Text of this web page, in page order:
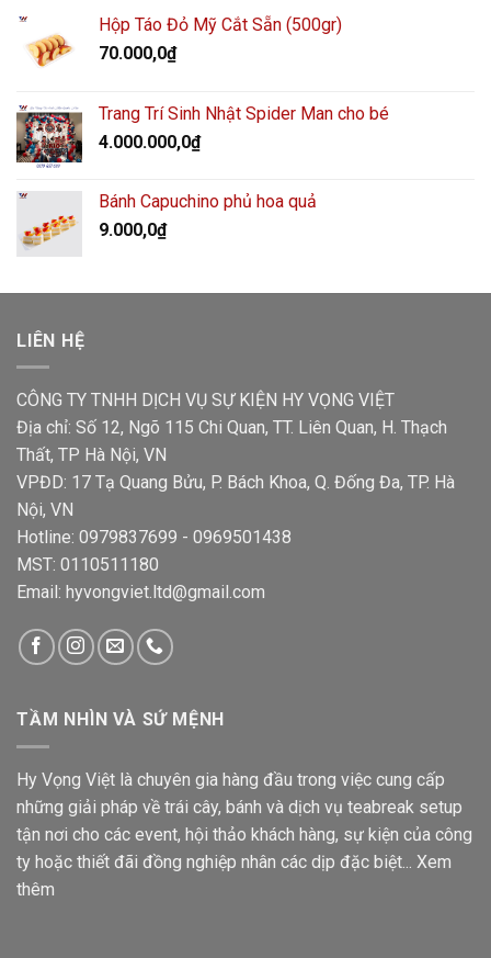
Hộp Táo Đỏ Mỹ Cắt Sẵn (500gr)
70.000,0₫
Trang Trí Sinh Nhật Spider Man cho bé
4.000.000,0₫
Bánh Capuchino phủ hoa quả
9.000,0₫
LIÊN HỆ
CÔNG TY TNHH DỊCH VỤ SỰ KIỆN HY VỌNG VIỆT
Địa chỉ: Số 12, Ngõ 115 Chi Quan, TT. Liên Quan, H. Thạch
Thất, TP Hà Nội, VN
VPĐD: 17 Tạ Quang Bửu, P. Bách Khoa, Q. Đống Đa, TP. Hà
Nội, VN
Hotline: 0979837699 - 0969501438
MST: 0110511180
Email: hyvongviet.ltd@gmail.com
TẦM NHÌN VÀ SỨ MỆNH
Hy Vọng Việt là chuyên gia hàng đầu trong việc cung cấp
những giải pháp về trái cây, bánh và dịch vụ teabreak setup
tận nơi cho các event, hội thảo khách hàng, sự kiện của công
ty hoặc thiết đãi đồng nghiệp nhân các dịp đặc biệt... Xem
thêm